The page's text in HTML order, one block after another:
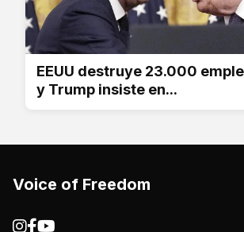
EEUU destruye 23.000
y Trump insiste en...
Voice of Freedom